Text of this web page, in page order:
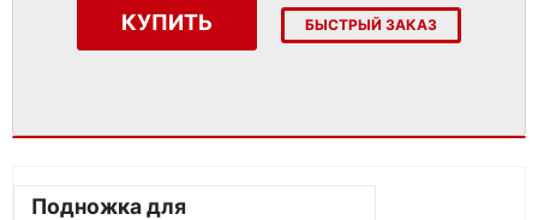
КУПИТЬ БЫСТРЫЙ ЗАКАЗ
Подножка для